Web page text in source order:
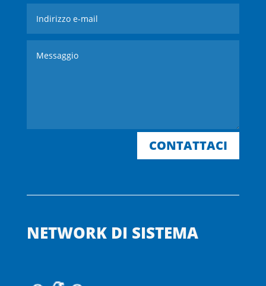
CONTATTACI
NETWORK DI SISTEMA